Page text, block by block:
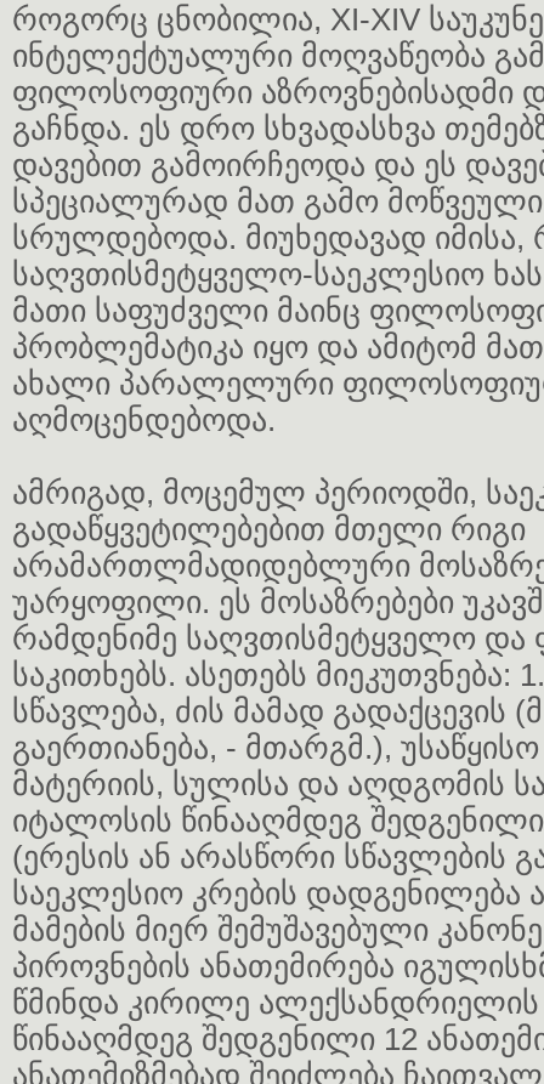
როგორც ცნობილია, XI-XIV
ინტელექტუალური მოღვაწეობა
ფილოსოფიური აზროვნებისადმი
გაჩნდა. ეს დრო სხვადასხვა
დავებით გამოირჩეოდა და ეს
სპეციალურად მათ გამო
სრულდებოდა. მიუხედავად იმისა,
საღვთისმეტყველო-საეკლესიო
მათი საფუძველი მაინც
პრობლემატიკა იყო და ამიტომ
ახალი პარალელური
აღმოცენდებოდა.
ამრიგად, მოცემულ პერიოდში,
გადაწყვეტილებებით მთელი რიგი
არამართლმადიდებლური
უარყოფილი. ეს მოსაზრებები
რამდენიმე საღვთისმეტყველო
საკითხებს. ასეთებს მიეკუთვნება:
სწავლება, ძის მამად გადაქცევის
გაერთიანება, - მთარგმ.),
მატერიის, სულისა და აღდგომის
იტალოსის წინააღმდეგ შედგენილი
(ერესის ან არასწორი სწავლების
საეკლესიო კრების დადგენილება
მამების მიერ შემუშავებული
პიროვნების ანათემირება
წმინდა კირილე
წინააღმდეგ შედგენილი 12
ანათემიზმებად შეიძლება